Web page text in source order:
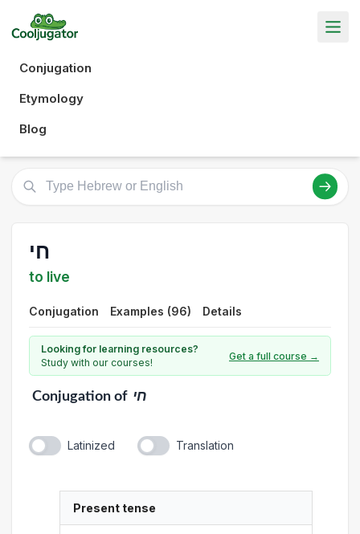
Conjugation
Etymology
Blog
חי
to live
Conjugation Examples (96) Details
Looking for learning resources?
Study with our courses!
Get a full course →
Conjugationof חי
Latinized Translation
Present tense